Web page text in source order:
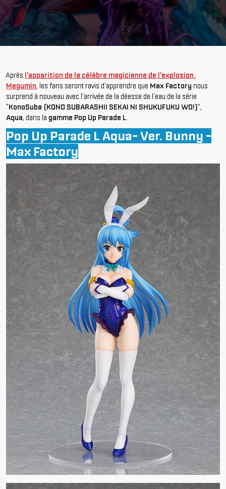
Après l'apparition de la célèbre magicienne de l'explosion,
Megumin, les fans seront ravis d'apprendre que Max Factory nous
surprend à nouveau avec l'arrivée de la déesse de l'eau de la série
"KonoSuba (KONO SUBARASHII SEKAI NI SHUKUFUKU WO!)",
Aqua, dans la gamme Pop Up Parade L.
Pop Up Parade L Aqua- Ver. Bunny -
Max Factory